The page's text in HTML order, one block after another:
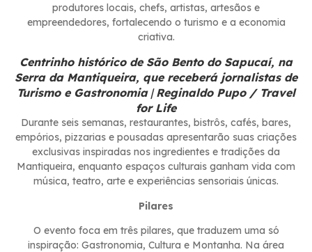
produtores locais, chefs, artistas, artesãos e
empreendedores, fortalecendo o turismo e a economia
criativa.
Centrinho histórico de São Bento do Sapucaí, na
Serra da Mantiqueira, que receberá jornalistas de
Turismo e Gastronomia|Reginaldo Pupo / Travel
for Life
Durante seis semanas, restaurantes, bistrôs, cafés, bares,
empórios, pizzarias e pousadas apresentarão suas criações
exclusivas inspiradas nos ingredientes e tradições da
Mantiqueira, enquanto espaços culturais ganham vida com
música, teatro, arte e experiências sensoriais únicas.
Pilares
O evento foca em três pilares, que traduzem uma só
inspiração: Gastronomia, Cultura e Montanha. Na área